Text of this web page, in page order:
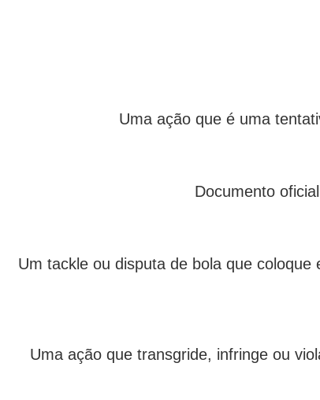
Uma ação que é uma
Documento
Um tackle ou disputa de bola que
Uma ação que transgride, infringe ou